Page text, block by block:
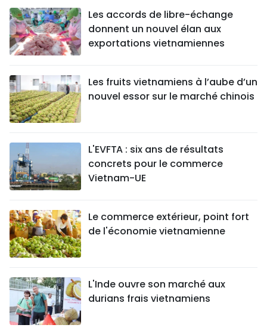
Les accords de libre-échange
donnent un nouvel élan aux
exportations vietnamiennes
Les fruits vietnamiens à l’aube d’un
nouvel essor sur le marché chinois
L'EVFTA : six ans de résultats
concrets pour le commerce
Vietnam-UE
Le commerce extérieur, point fort
de l'économie vietnamienne
L'Inde ouvre son marché aux
durians frais vietnamiens